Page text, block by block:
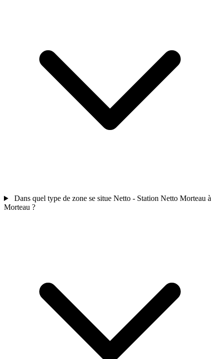
Dans quel type de zone se situe Netto - Station Netto Morteau à
Morteau ?